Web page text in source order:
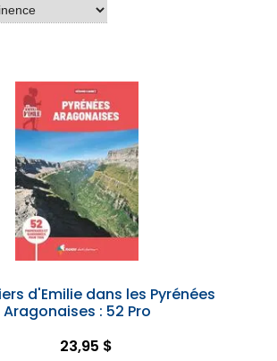
d'Emilie dans les Pyrénées
Aragonaises : 52 Pro
23,95 $